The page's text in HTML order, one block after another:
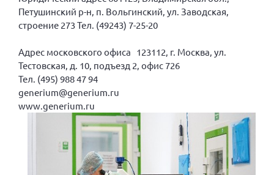
Мурманская область
Нижегородская область
Новгородская область
Новосибирская область
Омская область
Оренбургская область
Пензенская область
Республика Башкортостан
Республика Бурятия
Петушинский р-н, п. Вольгинский, ул. Заводская,
строение 273 Тел. (49243) 7-25-20
Адрес московского офиса 123112, г. Москва, ул.
Тестовская, д. 10, подъезд 2, офис 726
Тел. (495) 988 47 94
generium@generium.ru
www.generium.ru